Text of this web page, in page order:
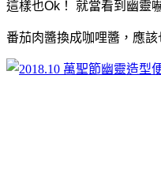
這樣也Ok！ 就當看到幽靈
番茄肉醬換成咖哩醬，應該